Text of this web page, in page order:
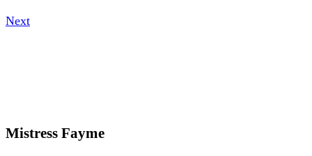
Next
Mistress Fayme